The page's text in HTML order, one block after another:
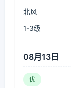
北风
1-3级
08月13日
优